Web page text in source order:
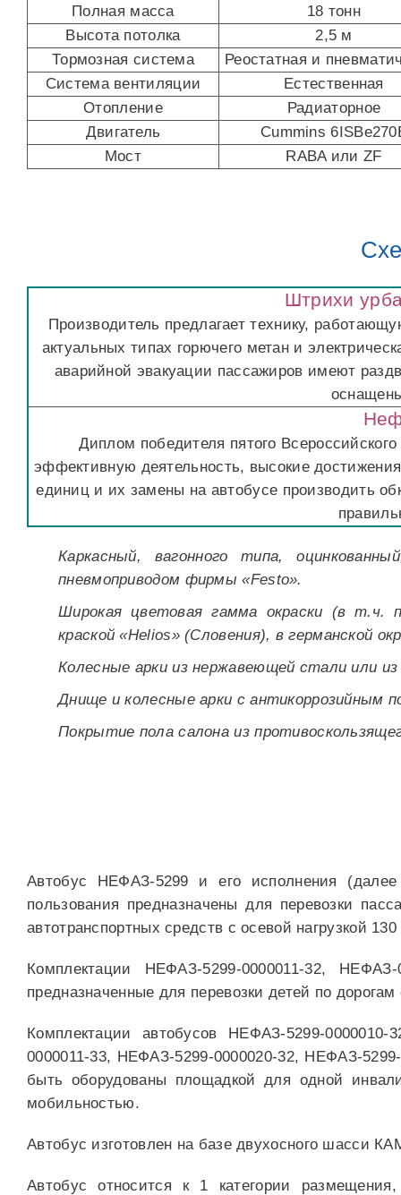
Полная масса
18 тонн
Высота потолка
2,5 м
Тормозная система
Реостатная и
Система вентиляции
Естественная
Отопление
Радиаторное
Двигатель
Cummins
Мост
RABA или ZF
Штрихи
Производитель предлагает технику,
актуальных типах горючего метан и
аварийной эвакуации пассажиров имеют
Диплом победителя пятого
эффективную деятельность, высокие
единиц и их замены на автобусе производить
Каркасный, вагонного типа,
пневмоприводом фирмы «Festo».
Широкая цветовая гамма окраски (в т.ч.
краской «Helios» (Словения), в германской
Колесные арки из нержавеющей стали или
Днище и колесные арки с антикоррозийным
Покрытие пола салона из
Автобус НЕФАЗ-5299 и его исполнения
пользования предназначены для перевозки
автотранспортных средств с осевой нагрузкой
Комплектации НЕФАЗ-5299-0000011-32,
предназначенные для перевозки детей по
Комплектации автобусов НЕФАЗ-5299-
0000011-33, НЕФАЗ-5299-0000020-32, НЕФАЗ-
быть оборудованы площадкой для одной
мобильностью.
Автобус изготовлен на базе двухосного шасси
Автобус относится к 1 категории